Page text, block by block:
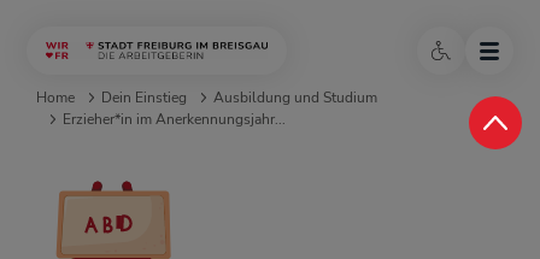
Home Dein Einstieg
Ausbildung und Studium
Erzieher*in im Anerkennungsjahr...